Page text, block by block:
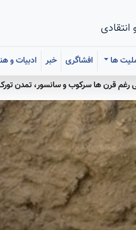
ها افشاگری خبر ادبیات و
رغم قرن ها سرکوب و سانسور، تمدن